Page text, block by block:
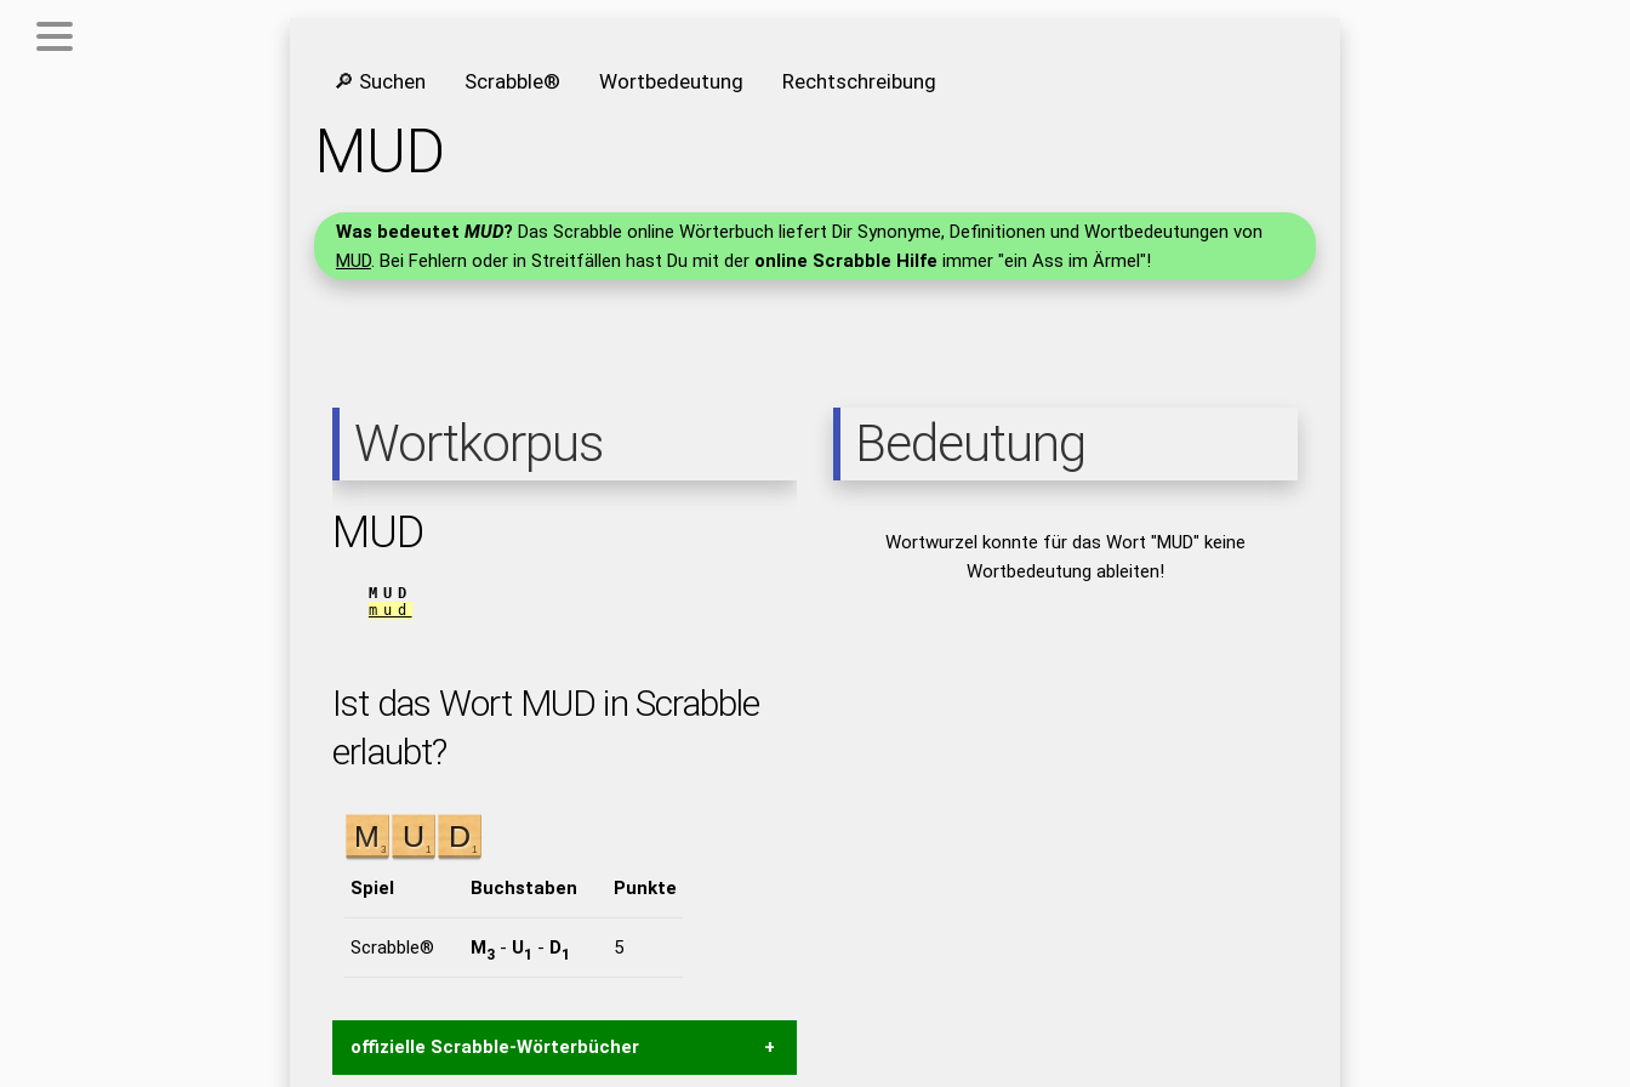
🔎 Suchen Scrabble® Wortbedeutung Rechtschreibung
MUD
Was bedeutet MUD? Das Scrabble online Wörterbuch liefert Dir Synonyme, Definitionen und Wortbedeutungen von
MUD. Bei Fehlern oder in Streitfällen hast Du mit der online Scrabble Hilfe immer "ein Ass im Ärmel"!
Wortkorpus
MUD
MUD
mud
Ist das Wort MUD in Scrabble
erlaubt?
Spiel Buchstaben Punkte
Scrabble® M3- U1 - D1 5
offizielle Scrabble-Wörterbücher
Bedeutung
Wortwurzel konnte für das Wort "MUD" keine
Wortbedeutung ableiten!